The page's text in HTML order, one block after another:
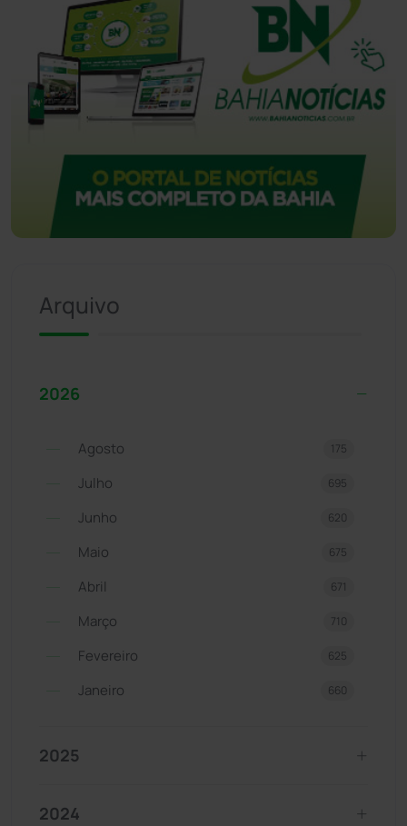
Arquivo
2026
Agosto 175
Julho 695
Junho 620
Maio 675
Abril 671
Março 710
Fevereiro 625
Janeiro 660
2025
2024